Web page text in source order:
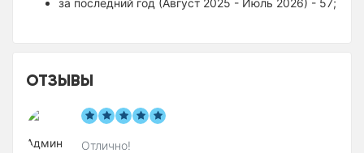
ОТЗЫВЫ
Отлично!